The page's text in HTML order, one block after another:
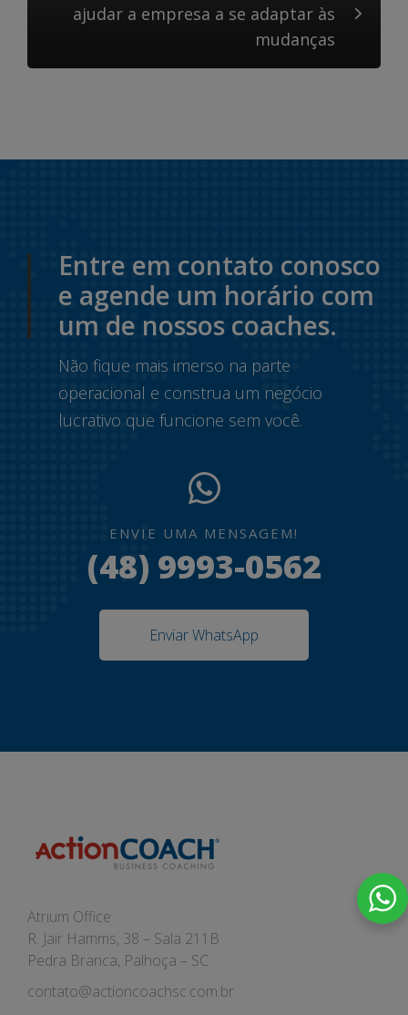
ajudar a empresa a se adaptar às
mudanças
Entre em contato conosco
e agende um horário com
um de nossos coaches.
Não fique mais imerso na parte
operacional e construa um negócio
lucrativo que funcione sem você.
ENVIE UMA MENSAGEM!
(48) 9993-0562
Enviar WhatsApp
Atrium Office
R. Jair Hamms, 38 – Sala 211B
Pedra Branca, Palhoça – SC
contato@actioncoachsc.com.br